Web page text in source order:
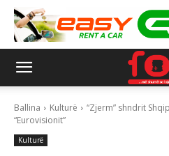
Ballina Kulturë
“Zjerm” shndrit
“Eurovisionit”
Kulturë